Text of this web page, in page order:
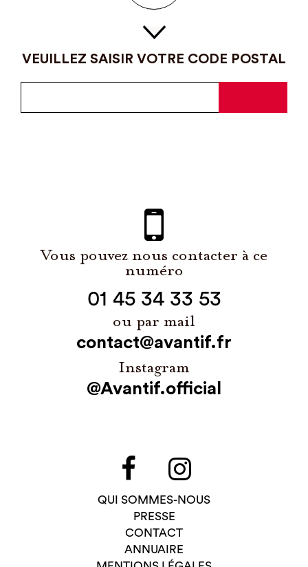
VEUILLEZ SAISIR VOTRE CODE POSTAL
Vous pouvez nous contacter à ce
numéro
01 45 34 33 53
ou par mail
contact@avantif.fr
Instagram
@Avantif.official
QUI SOMMES-NOUS
PRESSE
CONTACT
ANNUAIRE